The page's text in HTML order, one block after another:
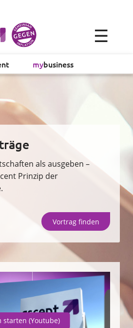
mybusiness
×
Vortrag finden
☰
als ausgeben –
Prinzip der
Vortrag finden
starten (Youtube)